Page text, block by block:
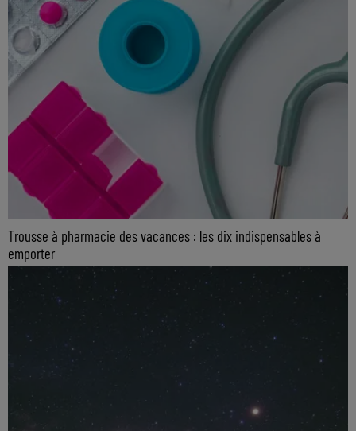
Trousse à pharmacie des vacances : les dix indispensables à
emporter